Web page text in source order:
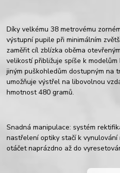
Díky velkému 38 metrovému zorné
výstupní pupile při minimálním
zaměřit cíl zblízka oběma
velikostí přibližuje spíše k modelům
jiným puškohledům dostupným na
umožňuje výstřel na libovolnou
hmotnost 480 gramů.
Snadná manipulace: systém
nastřelení optiky stačí k
otáčet naprázdno aždo